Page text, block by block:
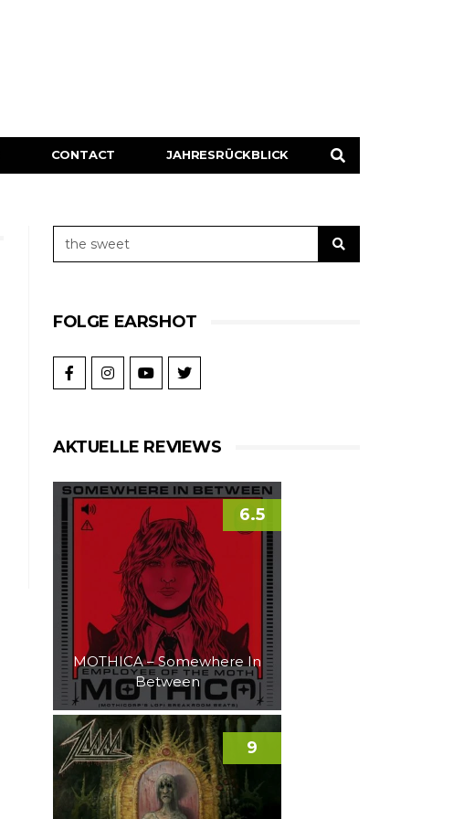
CONTACT JAHRESRÜCKBLICK
FOLGE EARSHOT
AKTUELLE REVIEWS
MOTHICA – Somewhere In
Between
6.5
9